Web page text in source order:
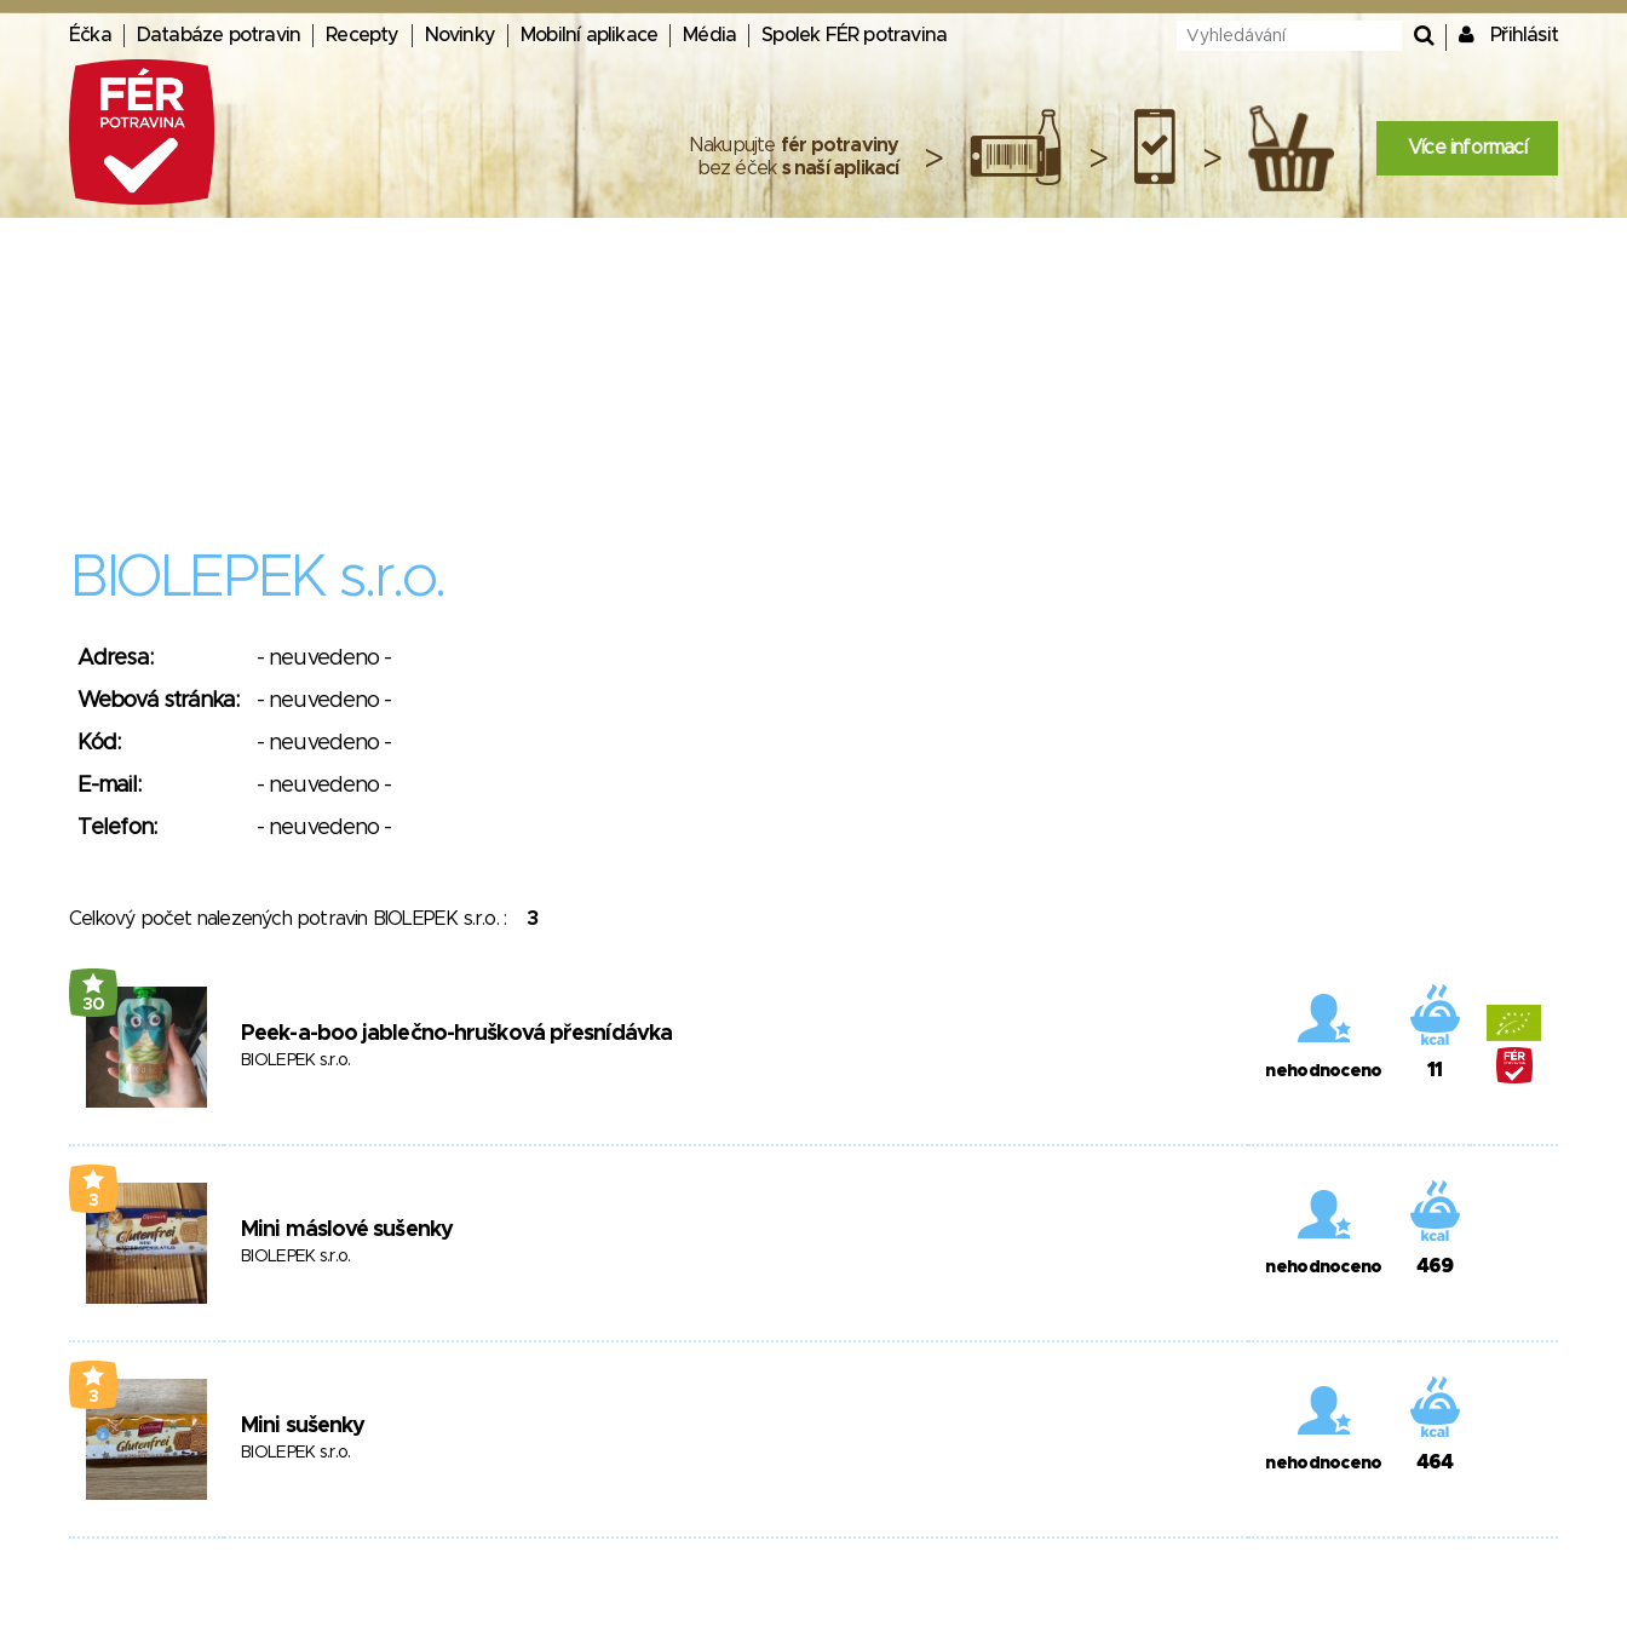
Éčka Databáze potravin Recepty Novinky Mobilní aplikace Média Spolek FÉR potravina Přihlásit
Nakupujte fér potraviny
bez éček s naší aplikací > > > Více informací
BIOLEPEK s.r.o.
Adresa:
- neuvedeno -
Webová stránka:
- neuvedeno -
Kód:
- neuvedeno -
E-mail:
- neuvedeno -
Telefon:
- neuvedeno -
Celkový počet nalezených potravin BIOLEPEK s.r.o. : 3
30
Peek-a-boo jablečno-hrušková přesnídávka
BIOLEPEK s.r.o.
nehodnoceno 11
3
Mini máslové sušenky
BIOLEPEK s.r.o.
nehodnoceno 469
3
Mini sušenky
BIOLEPEK s.r.o.
nehodnoceno 464